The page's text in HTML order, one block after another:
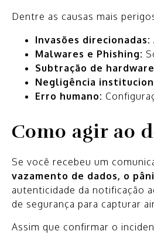
Dentre as causas mais
Invasões direcionadas:
Malwares e Phishing:
Subtração de
Negligência
Erro humano:
Como agir ao
Se você recebeu um
vazamento de dados, o
autenticidade da notificação
de segurança para capturar
Assim que confirmar o